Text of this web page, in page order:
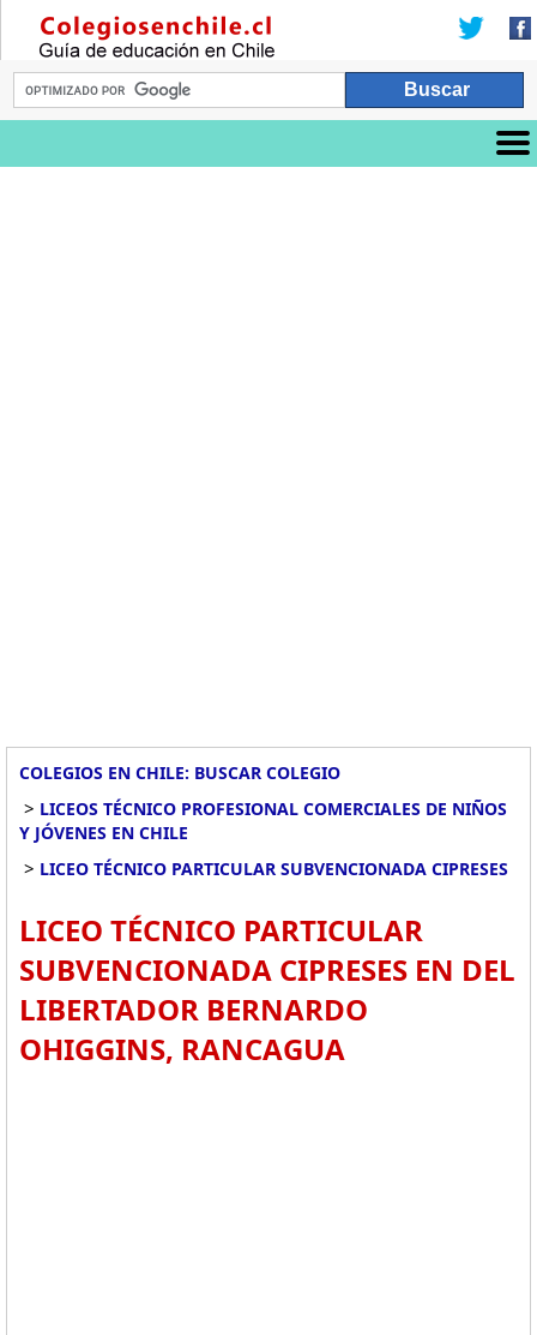
COLEGIOS EN CHILE: BUSCAR COLEGIO
> LICEOS TÉCNICO PROFESIONAL COMERCIALES DE NIÑOS
Y JÓVENES EN CHILE
> LICEO TÉCNICO PARTICULAR SUBVENCIONADA CIPRESES
LICEO TÉCNICO PARTICULAR
SUBVENCIONADA CIPRESES EN DEL
LIBERTADOR BERNARDO
OHIGGINS, RANCAGUA